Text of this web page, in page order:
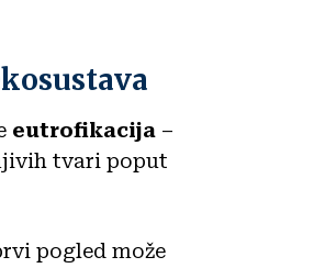
eutrofikacija –
tvari poput
pogled može